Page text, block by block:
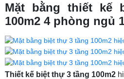
Mặt bằng thiết kế
100m2 4 phòng ngủ
Thiết kế biệt thự 3 tầng 100m2